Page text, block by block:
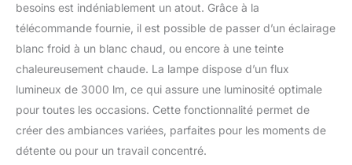
éventail d'options
d'éclairage. Que vous
travailliez, lisiez ou créiez
une atmosphère
chaleureuse, vous pouvez
avoir la bonne température
de couleur, et vous pouvez
également régler la
luminosité du lampe de
bureau led en fonction du
besoins est indéniablement un atout. Grâce à la
télécommande fournie, il est possible de passer d’un éclairage
blanc froid à un blanc chaud, ou encore à une teinte
chaleureusement chaude. La lampe dispose d’un flux
lumineux de 3000 lm, ce qui assure une luminosité optimale
pour toutes les occasions. Cette fonctionnalité permet de
créer des ambiances variées, parfaites pour les moments de
détente ou pour un travail concentré.